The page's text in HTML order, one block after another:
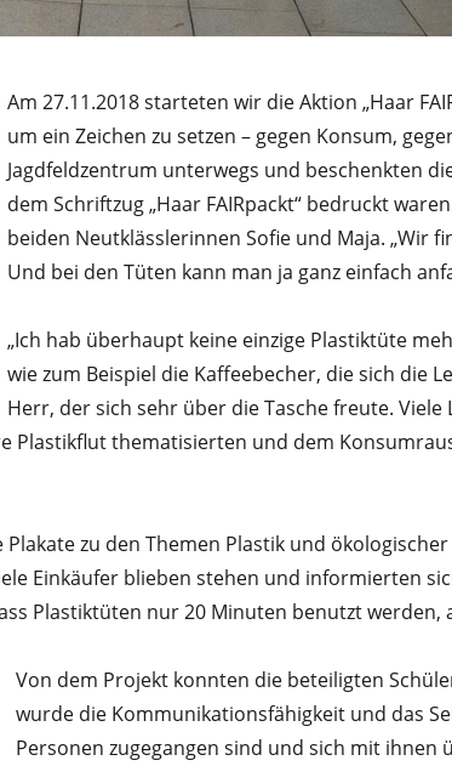
Am 27.11.2018 starteten wir die Aktion „Haar
um ein Zeichen zu setzen – gegen Konsum,
Jagdfeldzentrum unterwegs und beschenkten
dem Schriftzug „Haar FAIRpackt“ bedruckt
beiden Neutklässlerinnen Sofie und Maja. „Wir
Und bei den Tüten kann man ja ganz einfach
„Ich hab überhaupt keine einzige Plastiktüte
wie zum Beispiel die Kaffeebecher, die sich die
Herr, der sich sehr über die Tasche freute.
thematisierten und dem
zu den Themen Plastik und
Einkäufer blieben stehen und informierten
Plastiktüten nur 20 Minuten benutzt werden,
Von dem Projekt konnten die beteiligten
wurde die Kommunikationsfähigkeit und das
Personen zugegangen sind und sich mit